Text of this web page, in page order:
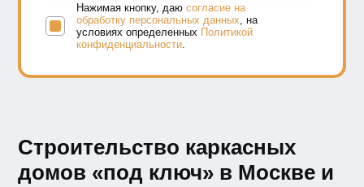
Нажимая кнопку, даюсогласие на
обработку персональных данных , на
условиях определенных Политикой
конфиденциальности
Строительство каркасных
домов «под ключ» в Москве и